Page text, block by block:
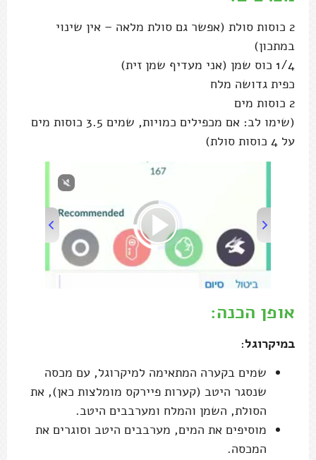
על 4 כוסות סולת)
00:45
במיקרוגל:
שמים בקערה המתאימה למיקרוגל, עם מכסה
שנסגר היטב (קערות פיירקס מומלצות כאן), את
מוסיפים את המים, מערבבים היטב וסוגרים את
המכסה.
דקות.
מוציאים, מסירים בזהירות את המכסה ובוחשים
היטב.
מחזירים את המכסה ושוב למיקרוגל ל-4 דקות
נוספות.